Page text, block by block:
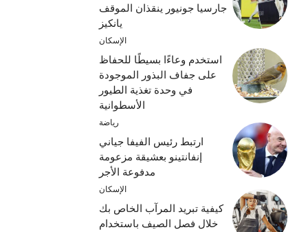
جارسيا جونيور ينقذان الموقف
يانكيز
الإسكان
استخدم وعاءًا بسيطًا للحفاظ
على جفاف البذور الموجودة
في وحدة تغذية الطيور
الأسطوانية
رياضة
ارتبط رئيس الفيفا جياني
إنفانتينو بعشيقة مزعومة
مدفوعة الأجر
الإسكان
كيفية تبريد المرآب الخاص بك
خلال فصل الصيف باستخدام